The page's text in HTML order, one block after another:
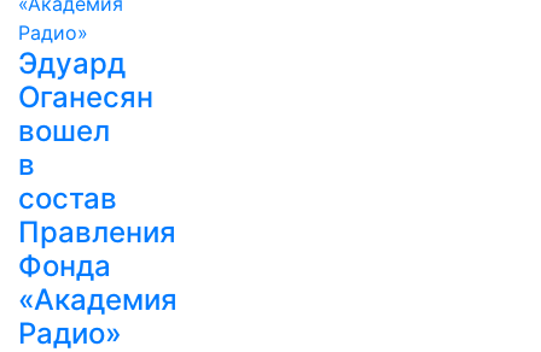
Эдуард
Оганесян
вошел
в
состав
Правления
Фонда
«Академия
Радио»